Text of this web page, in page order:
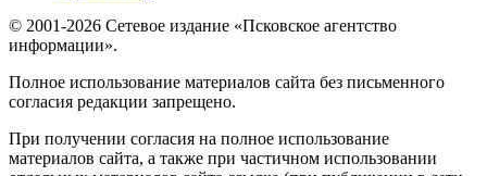
© 2001-2026 Сетевое издание «Псковское агентство
информации».
Полное использование материалов сайта без письменного
согласия редакции запрещено.
При получении согласия на полное использование
материалов сайта, а также при частичном использовании